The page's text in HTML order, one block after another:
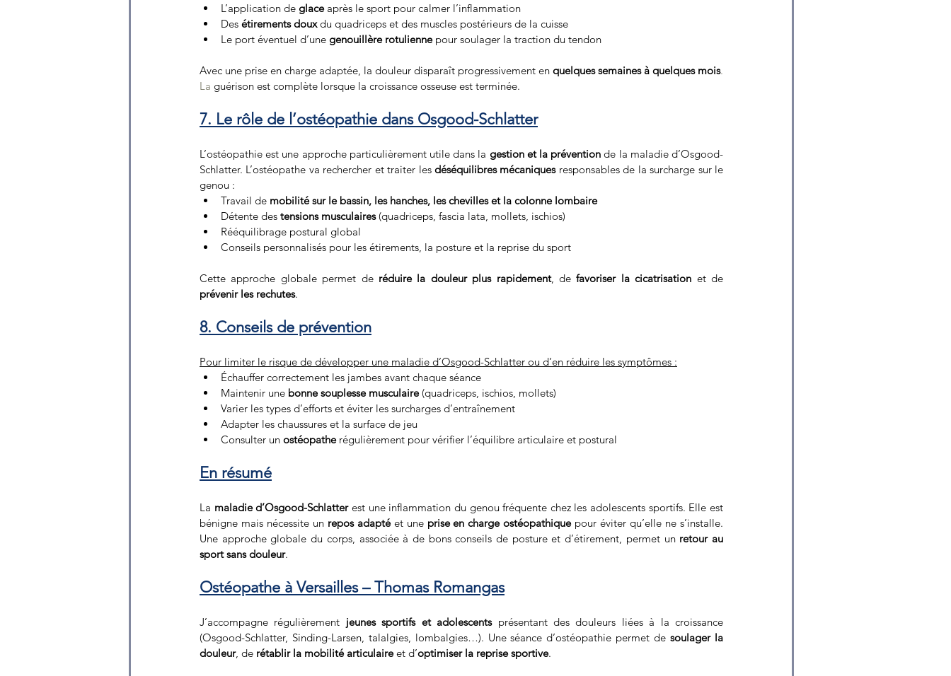
L’application de glace après le sport pour calmer l’inflammation
Des étirements doux du quadriceps et des muscles postérieurs de la cuisse
Le port éventuel d’une genouillère rotulienne pour soulager la traction du tendon
Avec une prise en charge adaptée, la douleur disparaît progressivement en quelques semaines à quelques mois.
La guérison est complète lorsque la croissance osseuse est terminée.
7. Le rôle de l’ostéopathie dans Osgood-Schlatter
L’ostéopathie est une approche particulièrement utile dans la gestion et la prévention de la maladie d’Osgood-
Schlatter. L’ostéopathe va rechercher et traiter les déséquilibres mécaniques responsables de la surcharge sur le
genou :
Travail de mobilité sur le bassin, les hanches, les chevilles et la colonne lombaire
Détente des tensions musculaires (quadriceps, fascia lata, mollets, ischios)
Rééquilibrage postural global
Conseils personnalisés pour les étirements, la posture et la reprise du sport
Cette approche globale permet de réduire la douleur plus rapidement, de favoriser la cicatrisation
prévenir les rechutes.
8. Conseils de prévention
Pour limiter le risque de développer une maladie d’Osgood-Schlatter ou d’en réduire les symptômes :
Échauffer correctement les jambes avant chaque séance
Maintenir une bonne souplesse musculaire (quadriceps, ischios, mollets)
Varier les types d’efforts et éviter les surcharges d’entraînement
Adapter les chaussures et la surface de jeu
Consulter un ostéopathe régulièrement pour vérifier l’équilibre articulaire et postural
En résumé
La maladie d’Osgood-Schlatter est une inflammation du genou fréquente chez les adolescents sportifs. Elle est
bénigne mais nécessite un repos adapté et une prise en charge ostéopathique pour éviter qu’elle ne s’installe.
Une approche globale du corps, associée à de bons conseils de posture et d’étirement, permet un retour au
sport sans douleur.
Ostéopathe à Versailles – Thomas Romangas
J’accompagne régulièrement jeunes sportifs et adolescents présentant des douleurs liées à la croissance
(Osgood-Schlatter, Sinding-Larsen, talalgies, lombalgies…). Une séance d’ostéopathie permet de soulager la
douleur, de rétablir la mobilité articulaire et d’optimiser la reprise sportive.